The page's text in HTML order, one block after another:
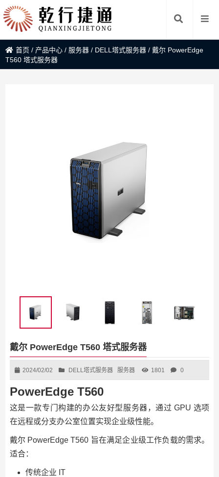
首页 / 产品中心 / 服务器 / DELL塔式服务器 /戴尔 PowerEdge
T560 塔式服务器
戴尔 PowerEdge T560 塔式服务器
2024/02/02 DELL塔式服务器 服务器 1801 0
PowerEdge T560
这是一款专门构建的办公友好型服务器，通过 GPU 选项
在远程或分支办公室位置实现企业级性能。
戴尔 PowerEdge T560 旨在满足企业级工作负载的需求。
适合：
传统企业 IT